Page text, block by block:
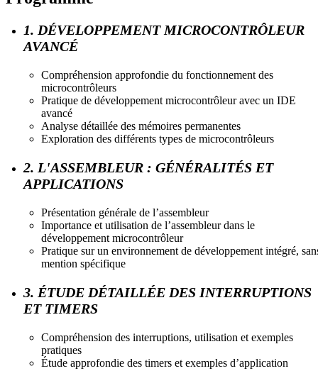
1. DÉVELOPPEMENT MICROCONTRÔLEUR
AVANCÉ
Compréhension approfondie du fonctionnement des
microcontrôleurs
Pratique de développement microcontrôleur avec un IDE
avancé
Analyse détaillée des mémoires permanentes
Exploration des différents types de microcontrôleurs
2. L'ASSEMBLEUR : GÉNÉRALITÉS ET
APPLICATIONS
Présentation générale de l’assembleur
Importance et utilisation de l’assembleur dans le
développement microcontrôleur
Pratique sur un environnement de développement intégré,
mention spécifique
3. ÉTUDE DÉTAILLÉE DES INTERRUPTIONS
ET TIMERS
Compréhension des interruptions, utilisation et exemples
pratiques
Étude approfondie des timers et exemples d’application